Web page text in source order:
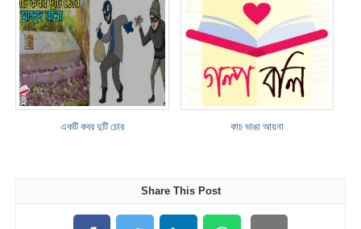
একটি কবর দুটি চোর কাচ ভাঙা আয়না
Share This Post